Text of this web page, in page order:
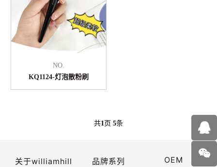
NO.
KQ1124-灯泡散粉刷
共1页 5条
关于williamhill 品牌系列 OEM